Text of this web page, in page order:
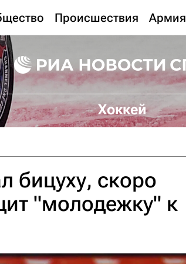
Происшествия Армия
Хоккей
бицуху, скоро
"молодежку" к